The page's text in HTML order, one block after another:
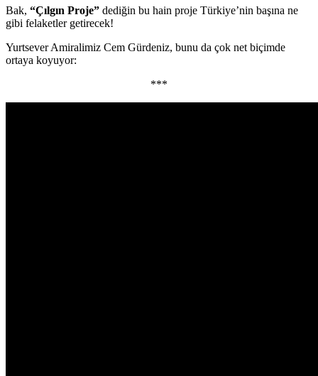
Bak, “Çılgın Proje” dediğin bu hain proje Türkiye’nin başına ne
gibi felaketler getirecek!
Yurtsever Amiralimiz Cem Gürdeniz, bunu da çok net biçimde
ortaya koyuyor:
***